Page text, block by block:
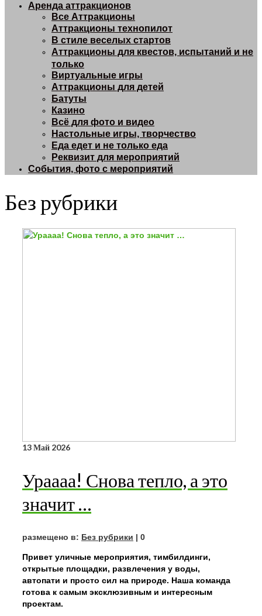
Аренда аттракционов
Все Аттракционы
Аттракционы технопилот
В стиле веселых стартов
Аттракционы для квестов, испытаний и не
только
Виртуальные игры
Аттракционы для детей
Батуты
Казино
Всё для фото и видео
Настольные игры, творчество
Еда едет и не только еда
Реквизит для мероприятий
События, фото с мероприятий
Без рубрики
13Май 2026
Ураааа! Снова тепло, а это
значит …
размещено в: Без рубрики | 0
Привет уличные мероприятия, тимбилдинги,
открытые площадки, развлечения у воды,
автопати и просто сил на природе. Наша команда
готова к самым эксклюзивным и интересным
проектам.